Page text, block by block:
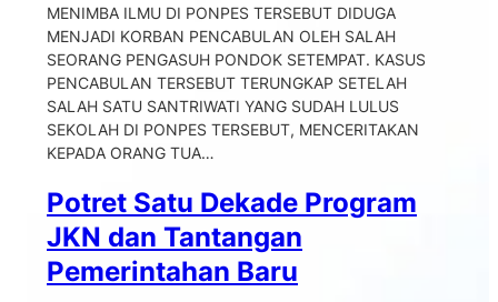
MENIMBA ILMU DI PONPES TERSEBUT DIDUGA
MENJADI KORBAN PENCABULAN OLEH SALAH
SEORANG PENGASUH PONDOK SETEMPAT. KASUS
PENCABULAN TERSEBUT TERUNGKAP SETELAH
SALAH SATU SANTRIWATI YANG SUDAH LULUS
SEKOLAH DI PONPES TERSEBUT, MENCERITAKAN
KEPADA ORANG TUA…
Potret Satu Dekade Program
JKN dan Tantangan
Pemerintahan Baru